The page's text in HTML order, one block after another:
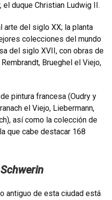
duque Christian Ludwig II.
arte del siglo XX; la planta
colecciones del mundo
del siglo XVII, con obras de
Brueghel el Viejo,
pintura francesa (Oudry y
el Viejo, Liebermann,
así como la colección de
que cabe destacar 168
antiguo de esta ciudad está